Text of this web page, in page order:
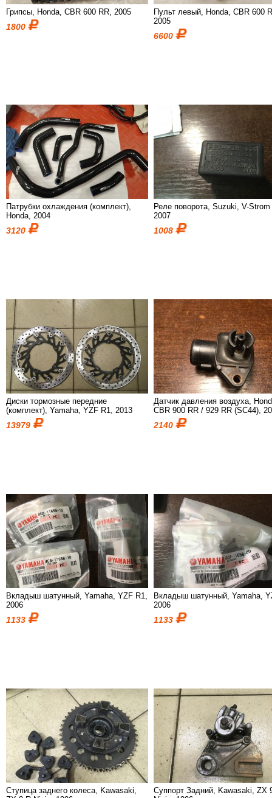
Грипсы, Honda, CBR 600 RR, 2005
1800
Пульт левый, Honda, CBR 600
2005
6600
Патрубки охлаждения (комплект),
Honda, 2004
3120
Реле поворота, Suzuki, V-
2007
1008
Диски тормозные передние
(комплект), Yamaha, YZF R1, 2013
13979
Датчик давления воздуха,
CBR 900 RR / 929 RR (SC44),
2140
Вкладыш шатунный, Yamaha, YZF R1,
2006
1133
Вкладыш шатунный, Yamaha,
2006
1133
Ступица заднего колеса, Kawasaki,
Суппорт Задний, Kawasaki, ZX